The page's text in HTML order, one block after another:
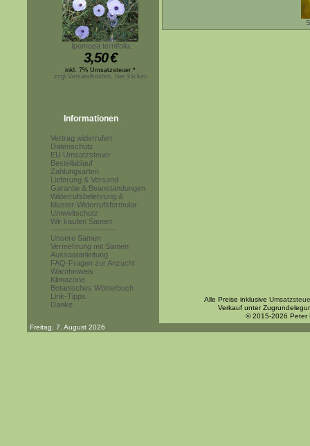
Ipomoea ternifolia
3,50€
inkl. 7% Umsatzsteuer *
zzgl.Versandkosten, hier klicken
Informationen
Vertrag widerrufen
Datenschutz
EU Umsatzsteuer
Bestellablauf
Zahlungsarten
Lieferung & Versand
Garantie & Beanstandungen
Widerrufsbelehrung &
Muster-Widerrufsformular
Umweltschutz
Wir kaufen Samen
------------------------
Unsere Samen
Vermehrung mit Samen
Aussaatanleitung
FAQ-Fragen zur Anzucht
Warnhinweis
Klimazone
Botanisches Wörterbuch
Link-Tipps
Danke
Alle Preise inklusive
Verkauf unter
© 2015-2026 Peter
Freitag, 7. August 2026